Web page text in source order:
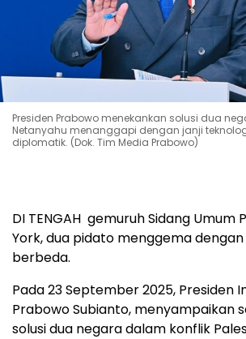
Presiden Prabowo menekankan solusi dua
Netanyahu menanggapi dengan janji
diplomatik. (Dok. Tim Media Prabowo)
DI TENGAH gemuruh Sidang Umum
York, dua pidato menggema
berbeda.
Pada 23 September 2025, Presiden
Prabowo Subianto, menyampaikan
solusi dua negara dalam konflik